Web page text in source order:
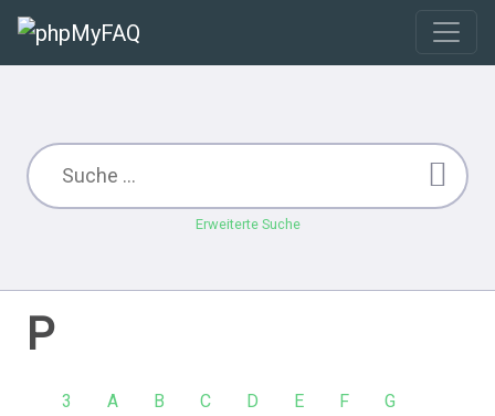
Erweiterte Suche
P
3 A B C D E F G